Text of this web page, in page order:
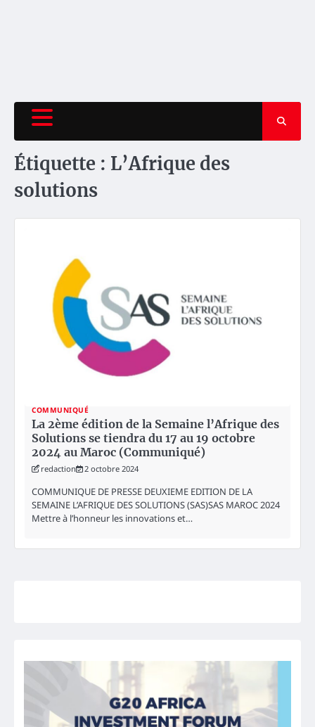
Étiquette : L’Afrique des
solutions
COMMUNIQUÉ
La 2ème édition de la Semaine l’Afrique des
Solutions se tiendra du 17 au 19 octobre
2024 au Maroc (Communiqué)
redaction 2 octobre 2024
COMMUNIQUE DE PRESSE DEUXIEME EDITION DE LA
SEMAINE L’AFRIQUE DES SOLUTIONS (SAS)SAS MAROC 2024
Mettre à l’honneur les innovations et…